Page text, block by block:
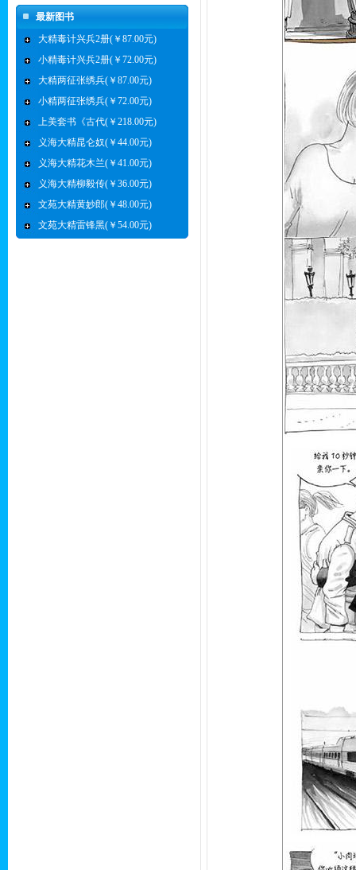
最新图书
大精毒计兴兵2册(￥87.00元)
小精毒计兴兵2册(￥72.00元)
大精两征张绣兵(￥87.00元)
小精两征张绣兵(￥72.00元)
上美套书《古代(￥218.00元)
义海大精昆仑奴(￥44.00元)
义海大精花木兰(￥41.00元)
义海大精柳毅传(￥36.00元)
文苑大精黄妙郎(￥48.00元)
文苑大精雷锋黑(￥54.00元)